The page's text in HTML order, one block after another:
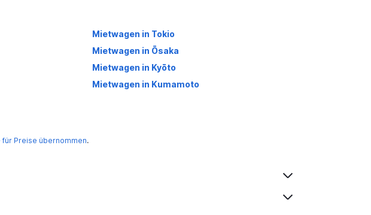
Mietwagen in Tokio
Mietwagen in Ōsaka
Mietwagen in Kyōto
Mietwagen in Kumamoto
Preise übernommen.